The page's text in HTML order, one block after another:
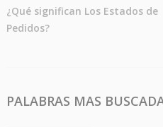
¿Qué significan Los Estados de
Pedidos?
PALABRAS MAS